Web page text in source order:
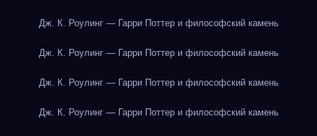
Дж. К. Роулинг — Гарри Поттер и философский камень
Дж. К. Роулинг — Гарри Поттер и философский камень
Дж. К. Роулинг — Гарри Поттер и философский камень
Дж. К. Роулинг — Гарри Поттер и философский камень